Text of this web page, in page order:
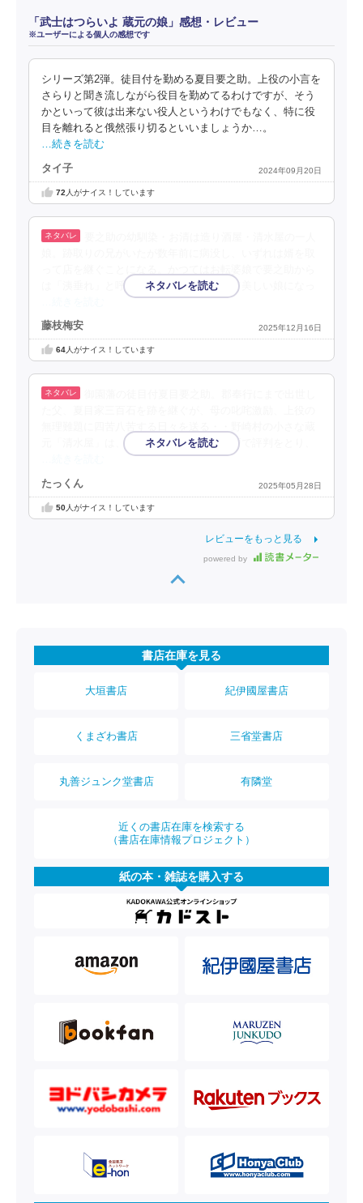
「武士はつらいよ 蔵元の娘」感想・レビュー
※ユーザーによる個人の感想です
シリーズ第2弾。徒目付を勤める夏目要之助。上役の小言を
さらりと聞き流しながら役目を勤めてるわけですが、そう
かといって彼は出来ない役人というわけでもなく、特に役
目を離れると俄然張り切るといいましょうか…。
…続きを読む
タイ子 2024年09月20日
72 人がナイス！しています
は「洟垂れ」と呼ばれていたが、成長して美しい娘になっ
藤枝梅安 2025年12月16日
64人がナイス！しています
元「清水屋」は、銘酒「星泉」を醸し江戸で評判をとり、
たっくん 2025年05月28日
50人がナイス！しています
レビューをもっと見る
powered by
書店在庫を見る
大垣書店 紀伊國屋書店
くまざわ書店 三省堂書店
丸善ジュンク堂書店 有隣堂
近くの書店在庫を検索する
（書店在庫情報プロジェクト）
紙の本・雑誌を購入する